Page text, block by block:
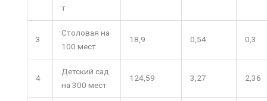
т
3
Столовая на
100 мест
18,9 0,54 0,3
4
Детский сад
на 300 мест
124,59 3,27 2,36